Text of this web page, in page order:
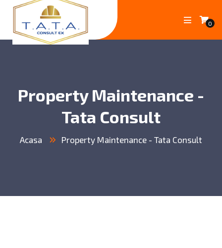
0
Property Maintenance -
Tata Consult
Acasa Property Maintenance - Tata Consult